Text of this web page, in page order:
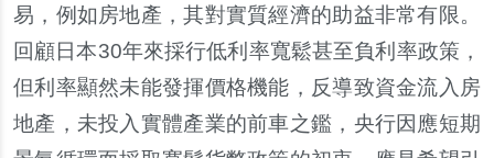
易，例如房地產 ，其對實質經濟的助益非常有限。
回顧日本30年來採行低利率寬鬆甚至負利率政策，
但利率顯然未能發揮價格機能，反導致資金流入房
地產 ，未投入實體產業的前車之鑑，央行因應短期